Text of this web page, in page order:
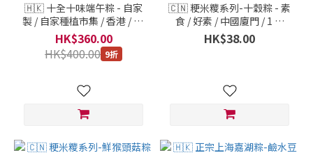
🇭🇰 十全十味端午粽 - 自家
製 / 自家種植市集 / 香港 / 10
隻 2千克
HK$360.00
HK$400.00 9折
🇨🇳 粳米糭系列-十穀粽 - 素
食 / 好素 / 中國廈門 / 1 隻
150克 (4両)
HK$38.00